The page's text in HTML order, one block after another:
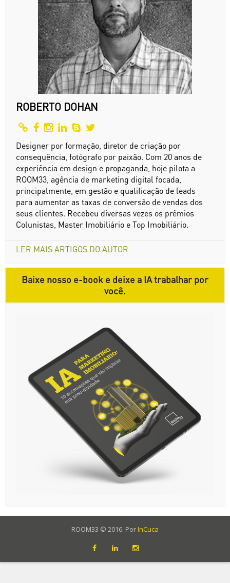
ROBERTO DOHAN
Designer por formação, diretor de criação por
consequência, fotógrafo por paixão. Com 20 anos de
experiência em design e propaganda, hoje pilota a
ROOM33, agência de marketing digital focada,
principalmente, em gestão e qualificação de leads
para aumentar as taxas de conversão de vendas dos
seus clientes. Recebeu diversas vezes os prêmios
Colunistas, Master Imobiliário e Top Imobiliário.
LER MAIS ARTIGOS DO AUTOR
Baixe nosso e-book e deixe a IA trabalhar por
você.
ROOM33 © 2016. Por InCuca